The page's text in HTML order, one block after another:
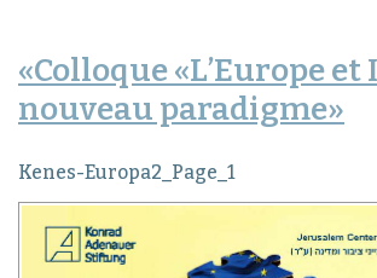
«Colloque «L’Europe et
nouveau paradigme»
Kenes-Europa2_Page_1